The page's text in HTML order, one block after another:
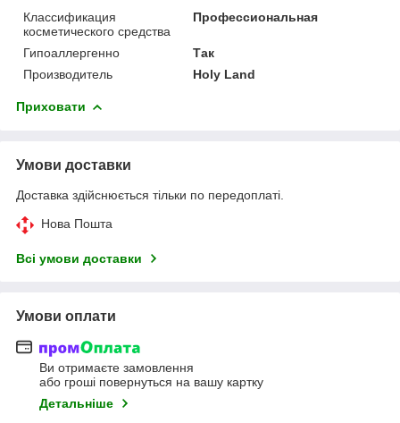
Классификация
косметического средства
Профессиональная
Гипоаллергенно
Так
Производитель
Holy Land
Приховати
Умови доставки
Доставка здійснюється тільки по передоплаті.
Нова Пошта
Всі умови доставки
Умови оплати
Ви отримаєте замовлення
або гроші повернуться на вашу картку
Детальніше